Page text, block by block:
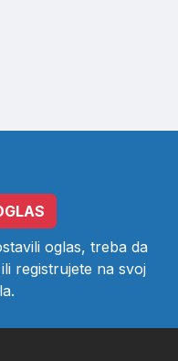
oglas, treba da
ili registrujete na svoj